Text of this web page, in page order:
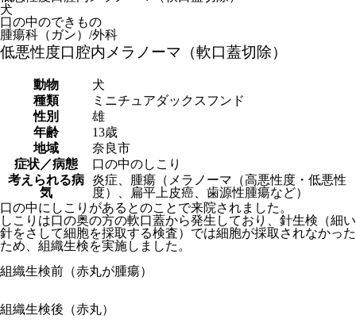
犬
口の中のできもの
腫瘍科（ガン）/外科
低悪性度口腔内メラノーマ（軟口蓋切除）
動物
犬
種類
ミニチュアダックスフンド
性別
雄
年齢
13歳
地域
奈良市
症状／病態
口の中のしこり
考えられる病
気
炎症、腫瘍（メラノーマ（高悪性度・低悪性
度）、扁平上皮癌、歯源性腫瘍など）
口の中にしこりがあるとのことで来院されました。
しこりは口の奥の方の軟口蓋から発生しており、針生検（細い
針をさして細胞を採取する検査）では細胞が採取されなかった
ため、組織生検を実施しました。
組織生検前（赤丸が腫瘍）
組織生検後（赤丸）